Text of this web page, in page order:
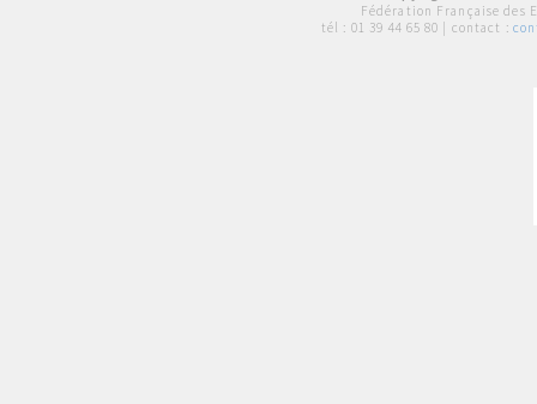
Fédération Française des
tél : 01 39 44 65 80 | contact :